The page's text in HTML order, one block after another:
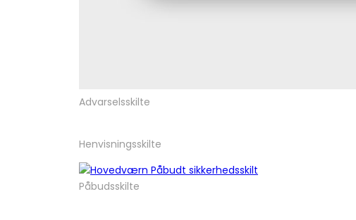
Advarselsskilte
Henvisningsskilte
Påbudsskilte